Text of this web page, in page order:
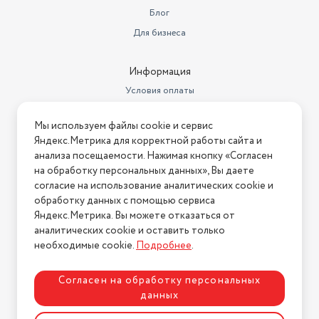
MDF
НЧ
фронтальных колонок/
сателлитов
пластик
Размер НЧ динамика
(сабвуфера)
1x76.2 мм
Суммарная мощность
18 Вт
Диапазон воспроизводимых
частот
40-20000 Гц
Размеры динамиков сабвуфера 1x101.6 мм
Элементы управления на
лицевой стороне
есть
Блог
Для бизнеса
Информация
Условия оплаты
Условия возврата
Нашли ошибку на сайте? Напишите нам
2026 © Интернет-магазин "АстМаркет". У нас есть всё!
Политика конфиденциальности
Разработка сайтаASTDESIGN
Мы используем файлы cookie и сервис
Яндекс.Метрика для корректной работы сайта и
анализа посещаемости. Нажимая кнопку «Согласен
на обработку персональных данных», Вы даете
согласие на использование аналитических cookie и
обработку данных с помощью сервиса
Яндекс.Метрика. Вы можете отказаться от
аналитических cookie и оставить только
необходимые cookie.Подробнее.
Согласен на обработку персональных
данных